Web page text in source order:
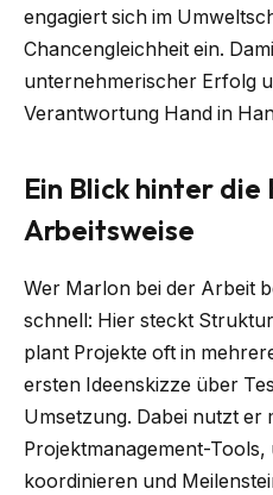
engagiert sich im
Chancengleichheit ein.
unternehmerischer Erfolg
Verantwortung Hand in
Ein Blick hinter die
Arbeitsweise
Wer Marlon bei der Arbeit
schnell: Hier steckt
plant Projekte oft in
ersten Ideenskizze über
Umsetzung. Dabei nutzt er
Projektmanagement-Tools,
koordinieren und